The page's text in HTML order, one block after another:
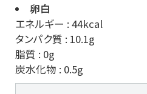
卵白
エネルギー : 44kcal
タンパク質 : 10.1g
脂質 : 0g
炭水化物 : 0.5g